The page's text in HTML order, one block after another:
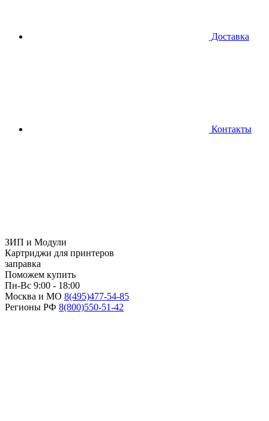
Доставка
Контакты
ЗИП и Модули
Картриджи для принтеров
заправка
Поможем купить
Пн-Вс 9:00 - 18:00
Москва и МО 8(495)477-54-85
Регионы РФ 8(800)550-51-42